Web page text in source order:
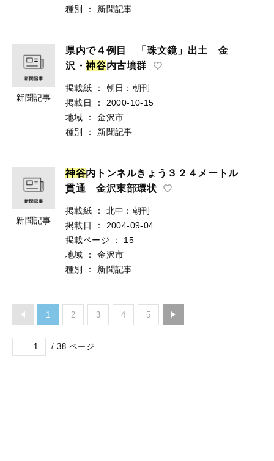
種別
： 新聞記事
新聞記事
県内で４例目 「珠文鏡」出土 金
沢・神谷内古墳群
掲載紙 ：
朝日：朝刊
掲載日
：
2000-10-15
地域
：
金沢市
種別
： 新聞記事
新聞記事
神谷内トンネルきょう３２４メートル
貫通 金沢東部環状
掲載紙 ：
北中：朝刊
掲載日
：
2004-09-04
掲載ページ
：
15
地域
：
金沢市
種別
： 新聞記事
1 2 3 4 5
/ 38 ページ